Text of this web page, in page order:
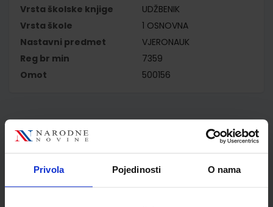
Privola Pojedinosti O nama
Vrsta školske knjige
UDŽBENIK
Vrsta škole
1 OSNOVNA
Nastavni predmet
VJERONAUK
Reg br min
7359
Omot
500156
Kupci najčešće biraju..